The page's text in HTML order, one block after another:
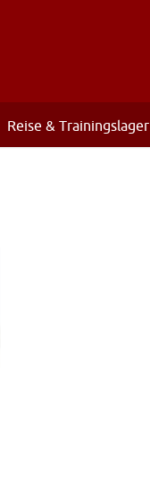
Reise & Trainingslager